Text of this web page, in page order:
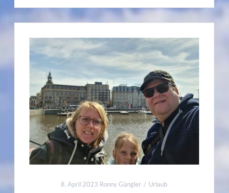
8. April 2023 Ronny Gängler Urlaub